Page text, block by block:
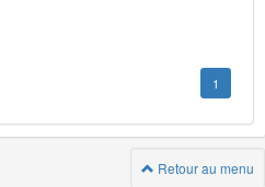
1
Retour au menu